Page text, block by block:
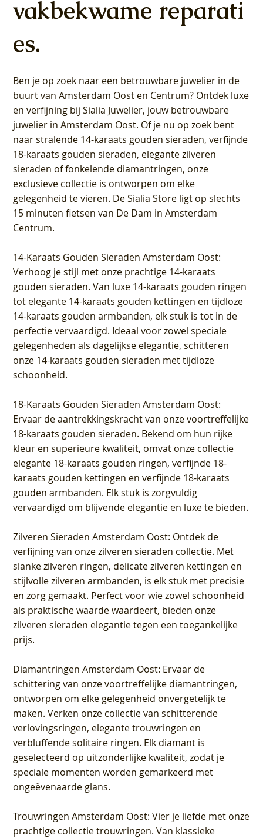
vakbekwame reparati
es.
Ben je op zoek naar een betrouwbare juwelier in de
buurt van Amsterdam Oost en Centrum? Ontdek luxe
en verfijning bij Sialia Juwelier, jouw betrouwbare
juwelier in Amsterdam Oost. Of je nu op zoek bent
naar stralende 14-karaats gouden sieraden, verfijnde
18-karaats gouden sieraden, elegante zilveren
sieraden of fonkelende diamantringen, onze
exclusieve collectie is ontworpen om elke
gelegenheid te vieren. De Sialia Store ligt op slechts
15 minuten fietsen van De Dam in Amsterdam
Centrum.
14-Karaats Gouden Sieraden Amsterdam Oost:
Verhoog je stijl met onze prachtige 14-karaats
gouden sieraden. Van luxe 14-karaats gouden ringen
tot elegante 14-karaats gouden kettingen en tijdloze
14-karaats gouden armbanden, elk stuk is tot in de
perfectie vervaardigd. Ideaal voor zowel speciale
gelegenheden als dagelijkse elegantie, schitteren
onze 14-karaats gouden sieraden met tijdloze
schoonheid.
18-Karaats Gouden Sieraden Amsterdam Oost:
Ervaar de aantrekkingskracht van onze voortreffelijke
18-karaats gouden sieraden. Bekend om hun rijke
kleur en superieure kwaliteit, omvat onze collectie
elegante 18-karaats gouden ringen, verfijnde 18-
karaats gouden kettingen en verfijnde 18-karaats
gouden armbanden. Elk stuk is zorgvuldig
vervaardigd om blijvende elegantie en luxe te bieden.
Zilveren Sieraden Amsterdam Oost: Ontdek de
verfijning van onze zilveren sieraden collectie. Met
slanke zilveren ringen, delicate zilveren kettingen en
stijlvolle zilveren armbanden, is elk stuk met precisie
en zorg gemaakt. Perfect voor wie zowel schoonheid
als praktische waarde waardeert, bieden onze
zilveren sieraden elegantie tegen een toegankelijke
prijs.
Diamantringen Amsterdam Oost: Ervaar de
schittering van onze voortreffelijke diamantringen,
ontworpen om elke gelegenheid onvergetelijk te
maken. Verken onze collectie van schitterende
verlovingsringen, elegante trouwringen en
verbluffende solitaire ringen. Elk diamant is
geselecteerd op uitzonderlijke kwaliteit, zodat je
speciale momenten worden gemarkeerd met
ongeëvenaarde glans.
Trouwringen Amsterdam Oost: Vier je liefde met onze
prachtige collectie trouwringen. Van klassieke